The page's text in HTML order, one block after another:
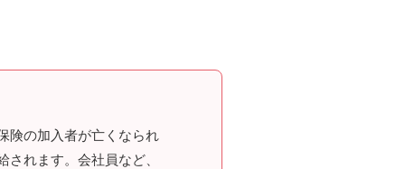
険の加入者が亡くなられ
されます。会社員など、